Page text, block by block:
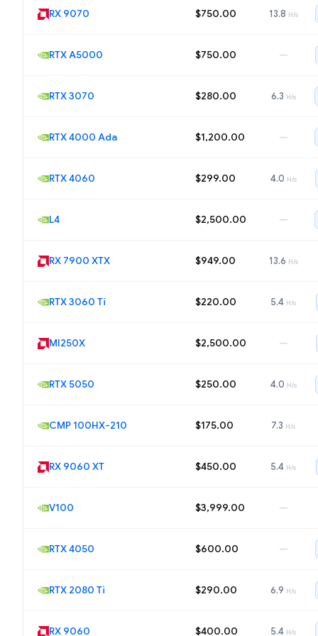
RX 9070 $750.00 13.8 H/s
RTX A5000 $750.00 —
RTX 3070 $280.00 6.3 H/s
RTX 4000 Ada $1,200.00 —
RTX 4060 $299.00 4.0 H/s
L4 $2,500.00 —
RX 7900 XTX $949.00 13.6 H/s
RTX 3060 Ti $220.00 5.4 H/s
MI250X $2,500.00 —
RTX 5050 $250.00 4.0 H/s
CMP 100HX-210 $175.00 7.3 H/s
RX 9060 XT $450.00 5.4 H/s
V100 $3,999.00 —
RTX 4050 $600.00 —
RTX 2080 Ti $290.00 6.9 H/s
RX 9060 $400.00 5.4 H/s